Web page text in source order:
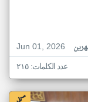
Jun 01, 2026
عدد الكلمات: ٢١٥